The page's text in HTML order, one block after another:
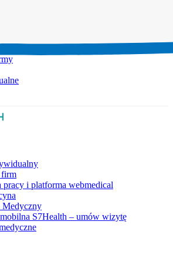
firm
pracy i platforma webmedical
Medyczny
S7Health – umów wizytę